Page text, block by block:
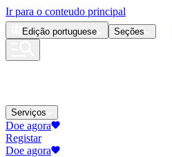
Ir para o conteudo principal
Edição portuguese Seções
Serviços
Doe agora
Registar
Doe agora